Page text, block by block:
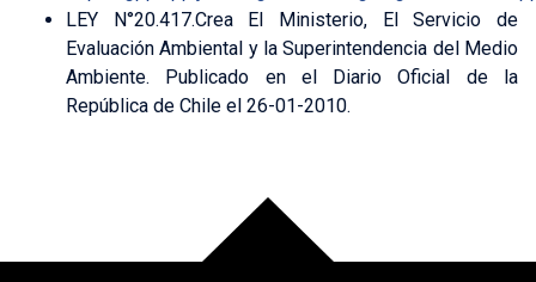
LEY N°20.417.Crea El Ministerio, El Servicio de
Evaluación Ambiental y la Superintendencia del Medio
Ambiente. Publicado en el Diario Oficial de la
República de Chile el 26-01-2010.